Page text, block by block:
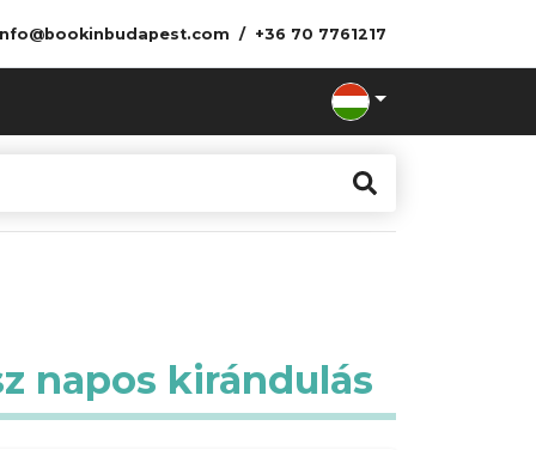
+36 70 7761217
napos kirándulás